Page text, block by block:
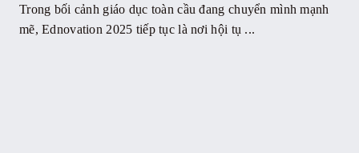
Trong bối cảnh giáo dục toàn cầu đang chuyển mình mạnh
mẽ, Ednovation 2025 tiếp tục là nơi hội tụ ...